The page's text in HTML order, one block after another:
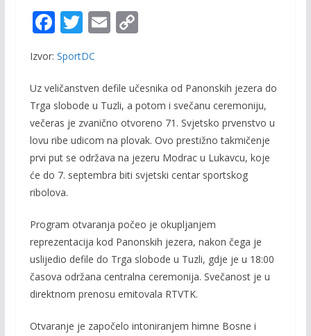
F
e
b
o
o
k
T
itt
er
E
l
C
y
Li
n
k
Izvor: SportDC
Uz veličanstven defile učesnika od Panonskih jezera do
Trga slobode u Tuzli, a potom i svečanu ceremoniju,
večeras je zvanično otvoreno 71. Svjetsko prvenstvo u
lovu ribe udicom na plovak. Ovo prestižno takmičenje
prvi put se održava na jezeru Modrac u Lukavcu, koje
će do 7. septembra biti svjetski centar sportskog
ribolova.
Program otvaranja počeo je okupljanjem
reprezentacija kod Panonskih jezera, nakon čega je
uslijedio defile do Trga slobode u Tuzli, gdje je u 18:00
časova održana centralna ceremonija. Svečanost je u
direktnom prenosu emitovala RTVTK.
Otvaranje je započelo intoniranjem himne Bosne i